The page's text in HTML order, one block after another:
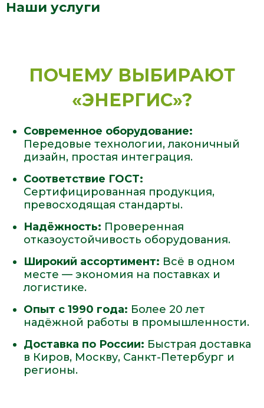
Наши услуги
ПОЧЕМУ ВЫБИРАЮТ
«ЭНЕРГИС»?
Современное оборудование:
Передовые технологии, лаконичный
дизайн, простая интеграция.
Соответствие ГОСТ:
Сертифицированная продукция,
превосходящая стандарты.
Надёжность: Проверенная
отказоустойчивость оборудования.
Широкий ассортимент: Всё в одном
месте — экономия на поставках и
логистике.
Опыт с 1990 года: Более 20 лет
надёжной работы в промышленности.
Доставка по России: Быстрая доставка
в Киров, Москву, Санкт-Петербург и
регионы.